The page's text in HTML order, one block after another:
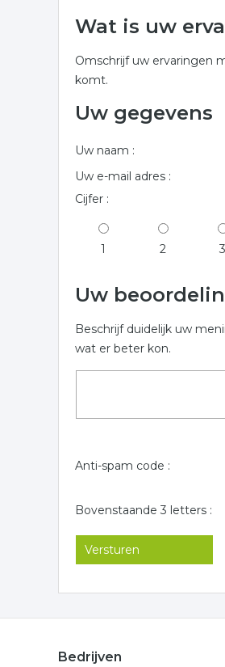
Wat is uw
Omschrijf uw ervaringen
komt.
Uw gegevens
Uw naam :
Uw e-mail adres :
Cijfer :
1 2 3
Uw
Beschrijf duidelijk uw
wat er beter kon.
Anti-spam code :
Bovenstaande 3 letters :
Bedrijven